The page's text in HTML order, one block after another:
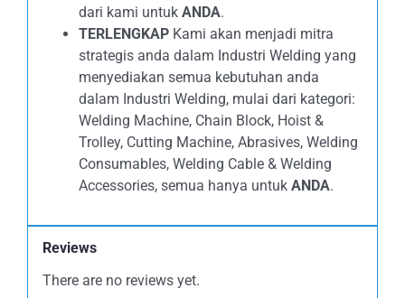
dari kami untuk ANDA.
TERLENGKAPKami akan menjadi mitra
strategis anda dalam Industri Welding yang
menyediakan semua kebutuhan anda
dalam Industri Welding, mulai dari kategori:
Welding Machine, Chain Block, Hoist &
Trolley, Cutting Machine, Abrasives, Welding
Consumables, Welding Cable & Welding
Accessories, semua hanya untuk ANDA.
Reviews
There are no reviews yet.